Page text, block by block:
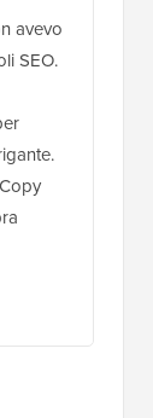
avevo
SEO.